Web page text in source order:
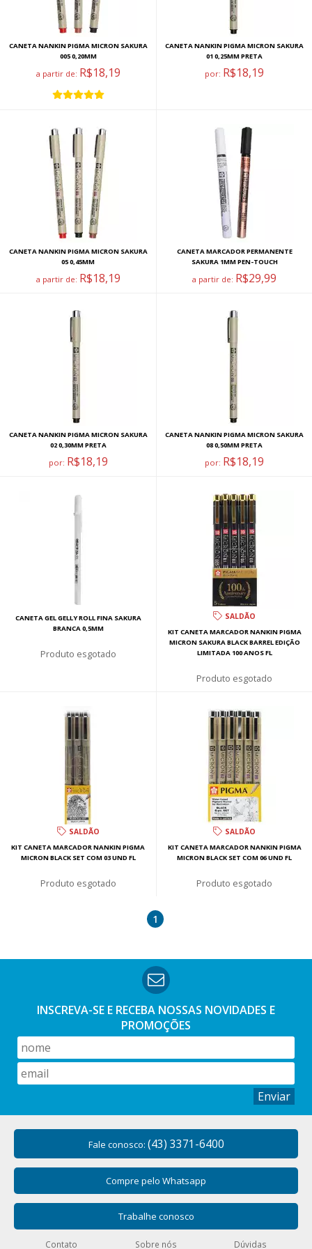
CANETA NANKIN PIGMA MICRON SAKURA
005 0,20MM
a partir de: R$18,19
CANETA NANKIN PIGMA MICRON SAKURA
01 0,25MM PRETA
por: R$18,19
CANETA NANKIN PIGMA MICRON SAKURA
05 0,45MM
a partir de: R$18,19
CANETA MARCADOR PERMANENTE
SAKURA 1MM PEN-TOUCH
a partir de: R$29,99
CANETA NANKIN PIGMA MICRON SAKURA
02 0,30MM PRETA
por: R$18,19
CANETA NANKIN PIGMA MICRON SAKURA
08 0,50MM PRETA
por: R$18,19
CANETA GEL GELLY ROLL FINA SAKURA
BRANCA 0,5MM
esgotado
SALDÃO
KIT CANETA MARCADOR NANKIN PIGMA
MICRON SAKURA BLACK BARREL EDIÇÃO
LIMITADA 100 ANOS FL
esgotado
SALDÃO
KIT CANETA MARCADOR NANKIN PIGMA
MICRON BLACK SET COM 03 UND FL
esgotado
SALDÃO
KIT CANETA MARCADOR NANKIN PIGMA
MICRON BLACK SET COM 06 UND FL
esgotado
1
INSCREVA-SE E RECEBA NOSSAS NOVIDADES E
PROMOÇÕES
Enviar
Fale conosco: (43) 3371-6400
Compre pelo Whatsapp
Trabalhe conosco
Contato Sobre nós Dúvidas